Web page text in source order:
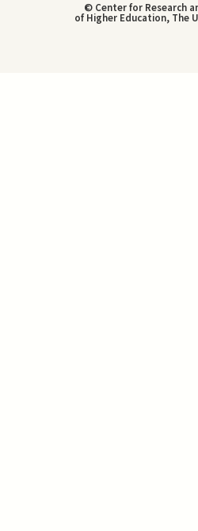
© Center for Research
of Higher Education, The